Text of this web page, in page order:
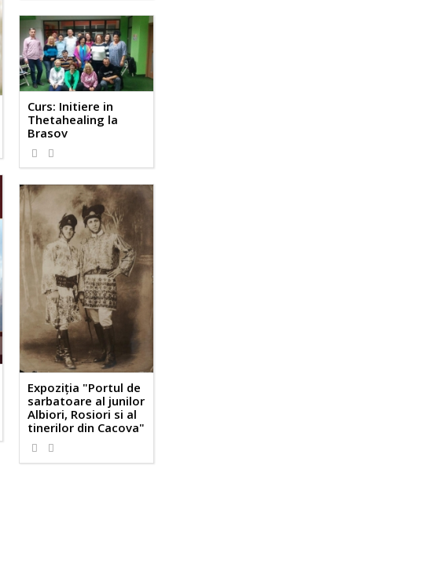
Curs: Initiere in
Thetahealing la
Brasov
Expoziția "Portul de
sarbatoare al junilor
Albiori, Rosiori si al
tinerilor din Cacova"